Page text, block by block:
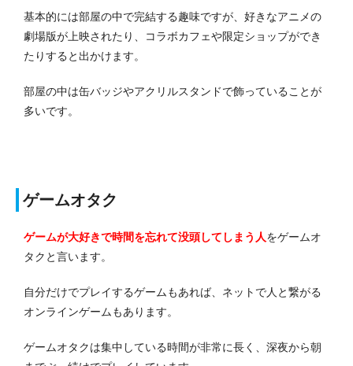
基本的には部屋の中で完結する趣味ですが、好きなアニメの
劇場版が上映されたり、コラボカフェや限定ショップができ
たりすると出かけます。
部屋の中は缶バッジやアクリルスタンドで飾っていることが
多いです。
ゲームオタク
ゲームが大好きで時間を忘れて没頭してしまう人をゲームオ
タクと言います。
自分だけでプレイするゲームもあれば、ネットで人と繋がる
オンラインゲームもあります。
ゲームオタクは集中している時間が非常に長く、深夜から朝